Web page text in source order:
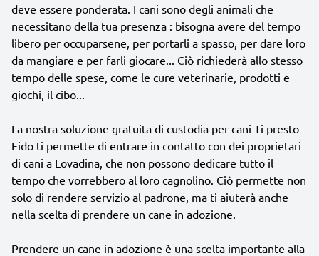
deve essere ponderata. I cani sono degli animali che
necessitano della tua presenza : bisogna avere del tempo
libero per occuparsene, per portarli a spasso, per dare loro
da mangiare e per farli giocare... Ciò richiederà allo stesso
tempo delle spese, come le cure veterinarie, prodotti e
giochi, il cibo...
La nostra soluzione gratuita di custodia per cani Ti presto
Fido ti permette di entrare in contatto con dei proprietari
di cani a Lovadina, che non possono dedicare tutto il
tempo che vorrebbero al loro cagnolino. Ciò permette non
solo di rendere servizio al padrone, ma ti aiuterà anche
nella scelta di prendere un cane in adozione.
Prendere un cane in adozione è una scelta importante alla